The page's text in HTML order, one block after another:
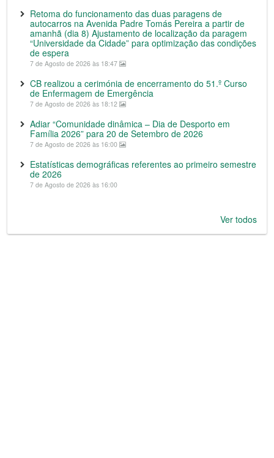
Retoma do funcionamento das duas paragens de
autocarros na Avenida Padre Tomás Pereira a partir de
amanhã (dia 8) Ajustamento de localização da paragem
“Universidade da Cidade” para optimização das condições
de espera
7 de Agosto de 2026 às 18:47
CB realizou a cerimónia de encerramento do 51.º Curso
de Enfermagem de Emergência
7 de Agosto de 2026 às 18:12
Adiar “Comunidade dinâmica – Dia de Desporto em
Família 2026” para 20 de Setembro de 2026
7 de Agosto de 2026 às 16:00
Estatísticas demográficas referentes ao primeiro semestre
de 2026
7 de Agosto de 2026 às 16:00
Ver todos